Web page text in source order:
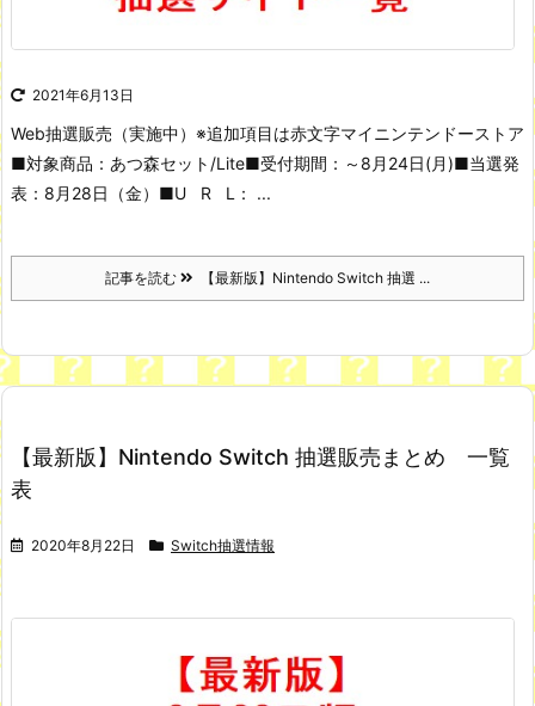
2021年6月13日
Web抽選販売（実施中） ※追加項目は赤文字マイニンテンドーストア
■対象商品：あつ森セット/Lite■受付期間：～8月24日(月)■当選発
表：8月28日（金） ■U R L： ...
記事を読む 【最新版】Nintendo Switch 抽選 ...
【最新版】Nintendo Switch 抽選販売まとめ 一覧
表
2020年8月22日 Switch抽選情報